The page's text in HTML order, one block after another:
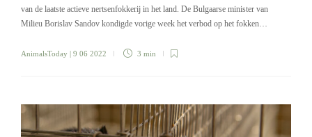
van de laatste actieve nertsenfokkerij in het land. De Bulgaarse minister van
Milieu Borislav Sandov kondigde vorige week het verbod op het fokken…
AnimalsToday | 9 06 2022 3 min